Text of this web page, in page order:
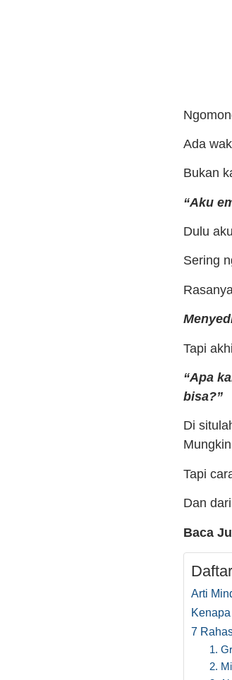
Ada
Bukan
“Aku
Dulu
Sering
Tapi
“Apa
bisa?”
Di
Tapi
Dan
Baca
Arti
7
1.
2.